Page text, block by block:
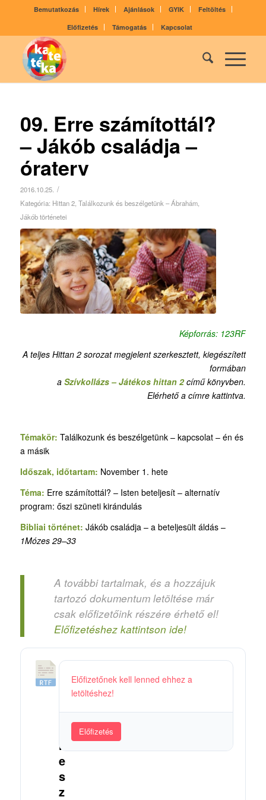
Bemutatkozás Hírek Ajánlások GYIK
Feltöltés
Előfizetés
Támogatás Kapcsolat
09. Erre számítottál?
– Jákób családja –
óraterv
2016.10.25. /
Kategória: Hittan 2, Találkozunk és beszélgetünk – Ábrahám,
Jákób történetei
Képforrás: 123RF
A teljes Hittan 2 sorozat megjelent szerkesztett, kiegészített
formában
aSzívkollázs – Játékos hittan 2című könyvben.
Elérhető a címre kattintva.
Témakör: Találkozunk és beszélgetünk – kapcsolat – én és
a másik
Időszak, időtartam: November 1. hete
Téma: Erre számítottál? – Isten beteljesít – alternatív
program: őszi szüneti kirándulás
Bibliai történet: Jákób családja – a beteljesült áldás –
1Mózes 29–33
A további tartalmak, és a hozzájuk
tartozó dokumentum letöltése már
csak előfizetőink részére érhető el!
Előfizetéshez kattintson ide!
0
E
r
e
s
z
Előfizetőnek kell lenned ehhez a
letöltéshez!
Előfizetés